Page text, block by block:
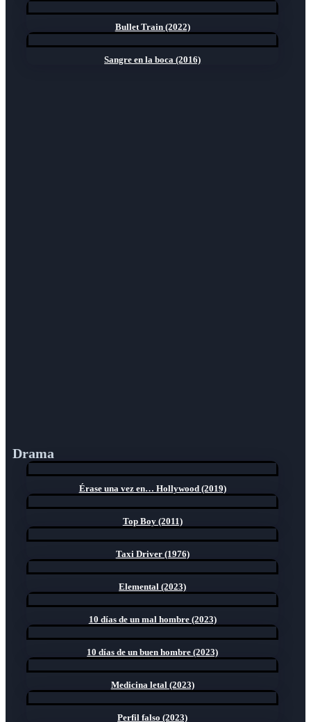
Bullet Train (2022)
Sangre en la boca (2016)
Drama
Érase una vez en… Hollywood (2019)
Top Boy (2011)
Taxi Driver (1976)
Elemental (2023)
10 días de un mal hombre (2023)
10 días de un buen hombre (2023)
Medicina letal (2023)
Perfil falso (2023)